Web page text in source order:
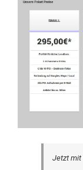
Jetzt mit